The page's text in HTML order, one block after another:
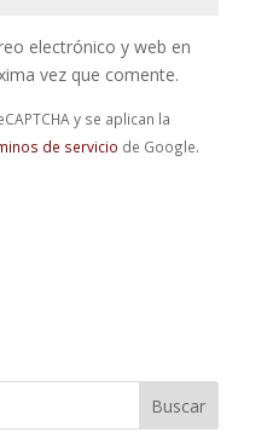
electrónico y web en
vez que comente.
y se aplican la
de servicio de Google.